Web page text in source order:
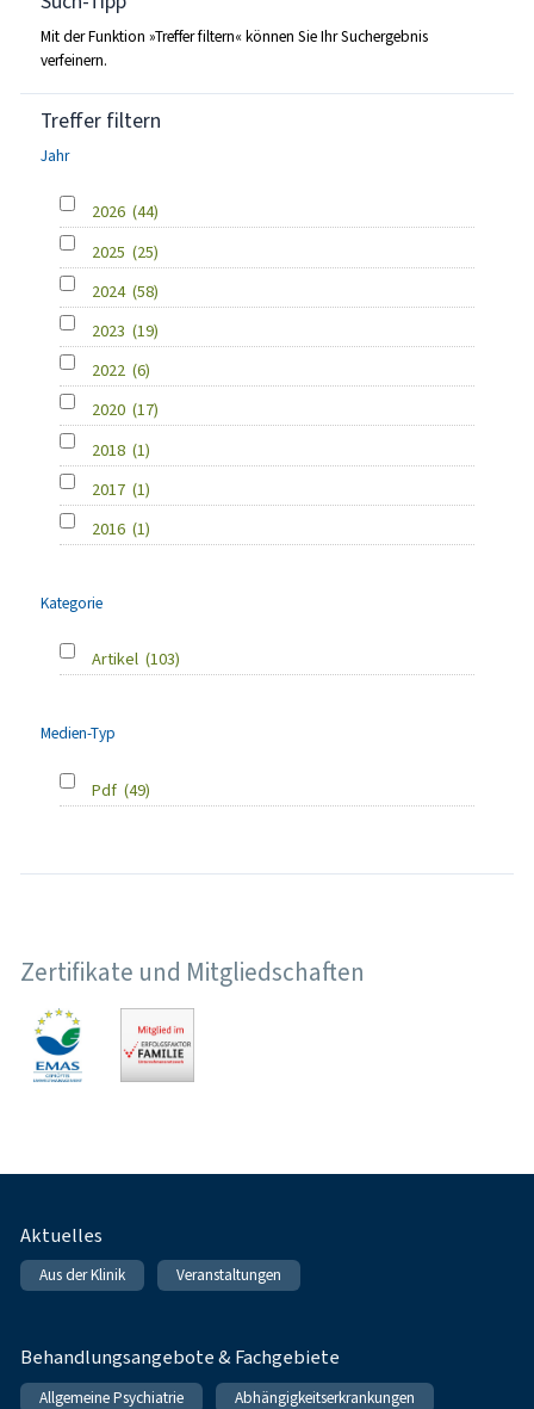
Mit der Funktion »Treffer filtern« können Sie Ihr Suchergebnis
verfeinern.
Treffer filtern
Jahr
2026 (44)
2025 (25)
2024 (58)
2023 (19)
2022 (6)
2020 (17)
2018 (1)
2017 (1)
2016 (1)
Kategorie
Artikel (103)
Medien-Typ
Pdf (49)
Zertifikate und Mitgliedschaften
Fußnavigation
Aktuelles
Aus der Klinik Veranstaltungen
Behandlungsangebote & Fachgebiete
Allgemeine Psychiatrie Abhängigkeitserkrankungen